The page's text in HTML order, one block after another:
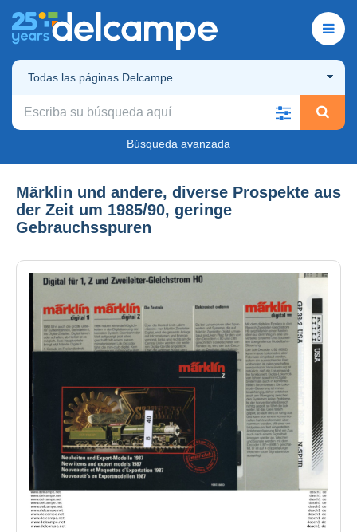
Todas las páginas Delcampe
Búsqueda avanzada
Märklin und andere, diverse Prospekte aus
der Zeit um 1985/90, geringe
Gebrauchsspuren